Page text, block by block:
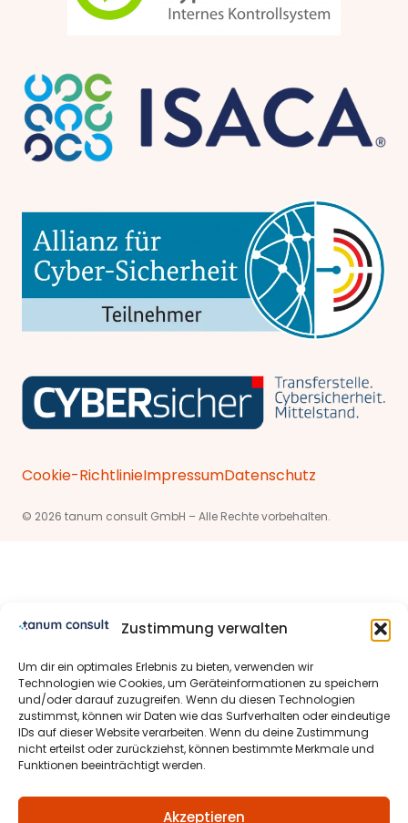
Zustimmung verwalten
Um dir ein optimales Erlebnis zu bieten, verwenden wir
Technologien wie Cookies, um Geräteinformationen zu speichern
und/oder darauf zuzugreifen. Wenn du diesen Technologien
zustimmst, können wir Daten wie das Surfverhalten oder eindeutige
IDs auf dieser Website verarbeiten. Wenn du deine Zustimmung
nicht erteilst oder zurückziehst, können bestimmte Merkmale und
Funktionen beeinträchtigt werden.
Akzeptieren
© 2026 tanum consult GmbH – Alle Rechte vorbehalten.
Cookie-RichtlinieImpressumDatenschutz